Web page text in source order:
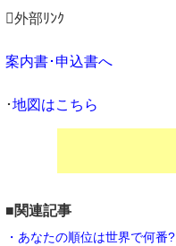
外部ﾘﾝｸ
案内書･申込書へ
･地図はこちら
■関連記事
・あなたの順位は世界で何番?